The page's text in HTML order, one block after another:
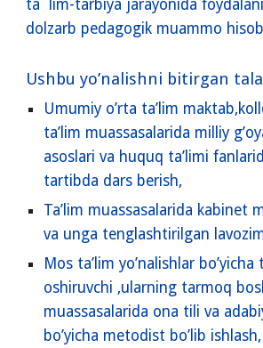
ta`lim-tarbiya jarayonida
dolzarb pedagogik muammo
Ushbu yo’nalishni bitirgan
Umumiy o’rta ta’lim
ta’lim muassasalarida milliy
asoslari va huquq ta’limi
tartibda dars berish,
Ta’lim muassasalarida kabinet
va unga tenglashtirilgan
Mos ta’lim yo’nalishlar bo’yicha
oshiruvchi ,ularning tarmoq
muassasalarida ona tili va
bo’yicha metodist bo’lib ishlash,